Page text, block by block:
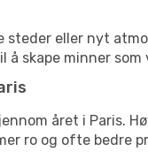
steder eller nyt
skape minner som
året i Paris.
ro og ofte bedre